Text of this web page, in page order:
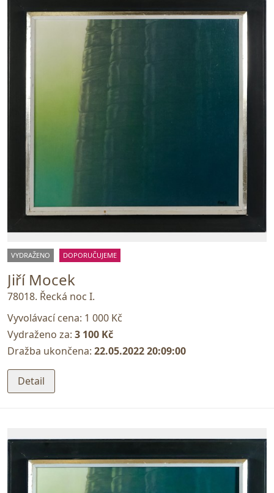
VYDRAŽENO DOPORUČUJEME
Jiří Mocek
78018. Řecká noc I.
Vyvolávací cena: 1 000 Kč
Vydraženo za: 3 100 Kč
Dražba ukončena: 22.05.2022 20:09:00
Detail